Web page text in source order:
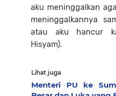
aku meninggalkan
meninggalkannya
atau aku hancur
Hisyam).
Lihat juga
Menteri PU ke